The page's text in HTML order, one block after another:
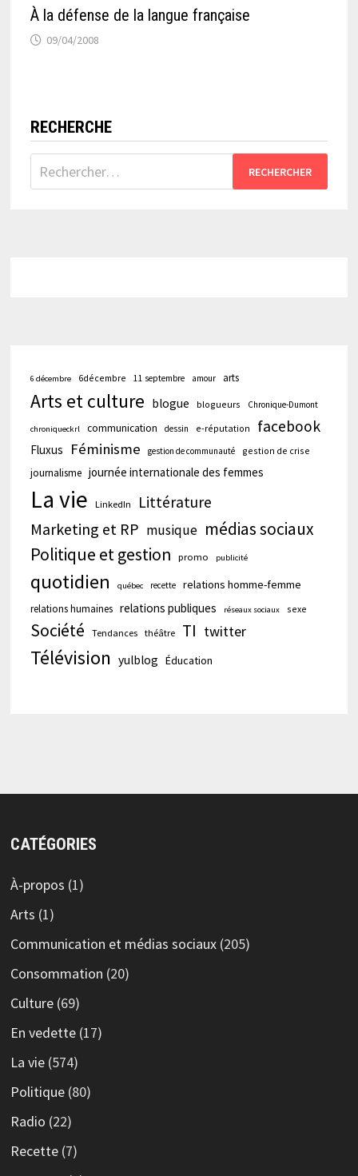
À la défense de la langue française
09/04/2008
RECHERCHE
Rechercher :
6 décembre 6décembre 11 septembre amour arts
Arts et culture blogue blogueurs Chronique-Dumont
chroniqueckrl communication dessin e-réputation facebook
Fluxus Féminisme gestion de communauté gestion de crise
journalisme journée internationale des femmes
La vie LinkedIn Littérature
Marketing et RP musique médias sociaux
Politique et gestion
promo publicité
quotidien québec recette relations homme-femme
relations humaines relations publiques réseaux sociaux sexe
Société Tendances théâtre TI twitter
Télévision yulblog Éducation
CATÉGORIES
À-propos (1)
Arts (1)
Communication et médias sociaux(205)
Consommation (20)
Culture(69)
En vedette(17)
La vie(574)
Politique(80)
Radio (22)
Recette(7)